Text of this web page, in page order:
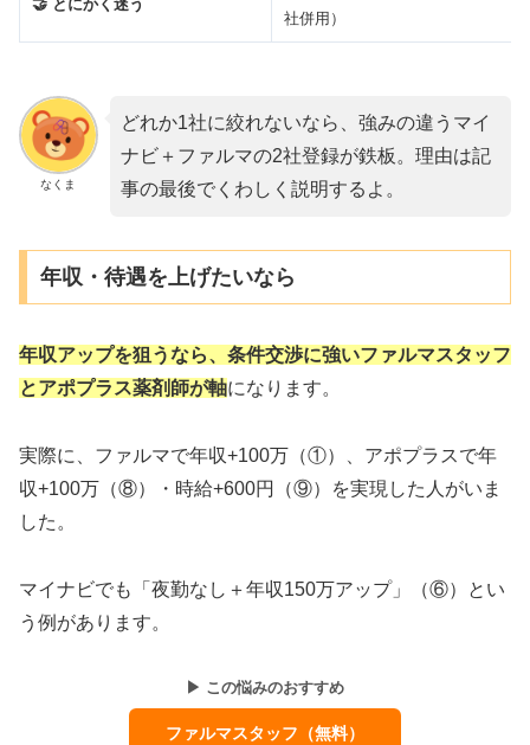
🤝 とにかく迷う
社併用）
なくま
どれか1社に絞れないなら、強みの違うマイ
ナビ＋ファルマの2社登録が鉄板。理由は記
事の最後でくわしく説明するよ。
年収・待遇を上げたいなら
年収アップを狙うなら、条件交渉に強いファルマスタッフ
とアポプラス薬剤師が軸になります。
実際に、ファルマで年収+100万（①）、アポプラスで年
収+100万（⑧）・時給+600円（⑨）を実現した人がいま
した。
マイナビでも「夜勤なし＋年収150万アップ」（⑥）とい
う例があります。
▶ この悩みのおすすめ
ファルマスタッフ（無料）